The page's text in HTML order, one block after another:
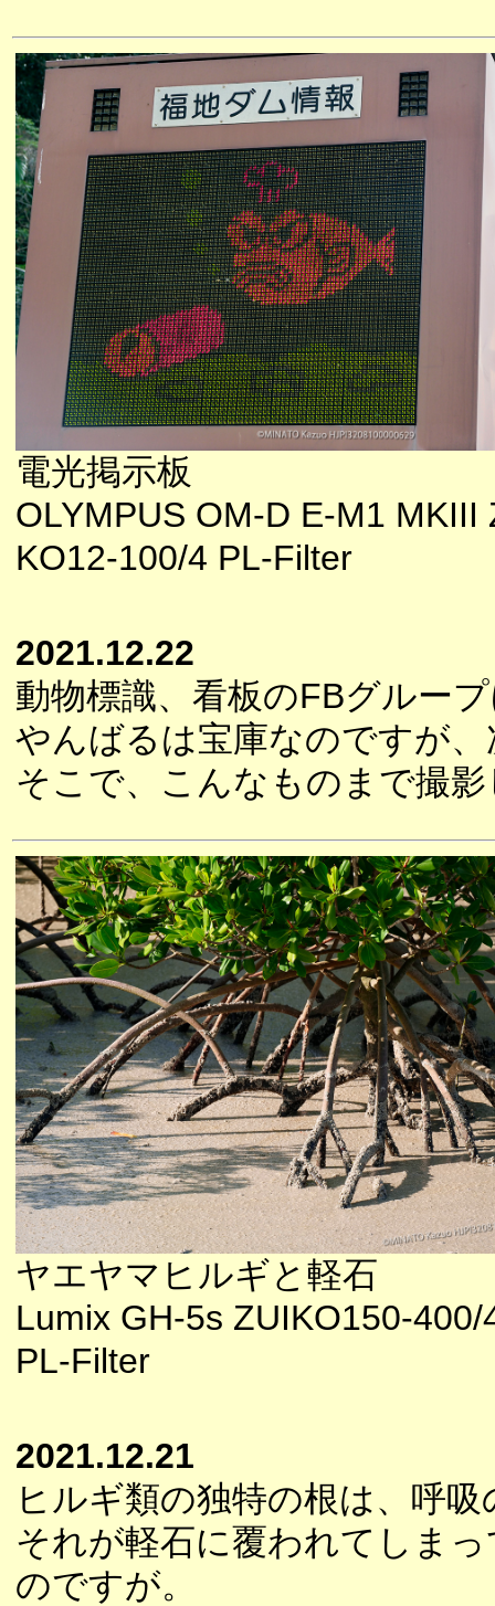
電光掲示板
OLYMPUS OM-D E-M1 MKIII
KO12-100/4 PL-Filter
2021.12.22
動物標識、看板のFBグルー
やんばるは宝庫なのですが
そこで、こんなものまで撮
ヤエヤマヒルギと軽石
Lumix GH-5s ZUIKO150-400/
PL-Filter
2021.12.21
ヒルギ類の独特の根は、呼
それが軽石に覆われてしま
のですが。